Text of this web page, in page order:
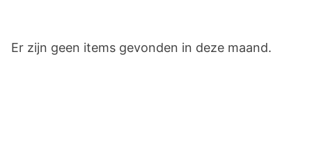
Er zijn geen items gevonden in deze maand.